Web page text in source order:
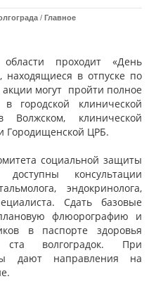
/ Главное
проходит «День
в отпуске по
акции могут пройти полное
в городской клинической
клинической
Городищенской ЦРБ.
социальной защиты
консультации
эндокринолога,
Сдать базовые
флюорографию и
в паспорте здоровья
волгоградок. При
дают направления на